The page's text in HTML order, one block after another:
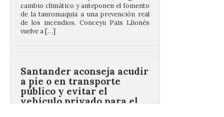
Santander aconseja acudir
vehículo privado para el
eclipse
8 Ago 2026